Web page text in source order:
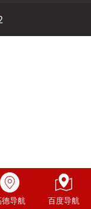
导航 百度导航